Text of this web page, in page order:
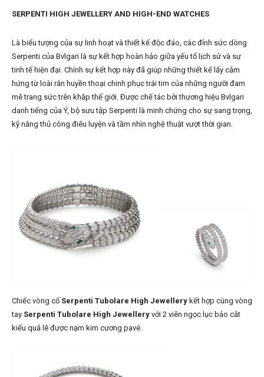
SERPENTI HIGH JEWELLERY AND HIGH-END WATCHES
Là biểu tượng của sự linh hoạt và thiết kế độc đáo, các đỉnh sức dòng
Serpenti của Bvlgari là sự kết hợp hoàn hảo giữa yếu tố lịch sử và sự
tinh tế hiện đại. Chính sự kết hợp này đã giúp những thiết kế lấy cảm
hứng từ loài rắn huyền thoại chinh phục trái tim của những người đam
mê trang sức trên khắp thế giới. Được chế tác bởi thương hiệu Bvlgari
danh tiếng của Ý, bộ sưu tập Serpenti là minh chứng cho sự sang trọng,
kỹ năng thủ công điêu luyện và tầm nhìn nghệ thuật vượt thời gian.
Chiếc vòng cổ Serpenti Tubolare High Jewellery kết hợp cùng vòng
tay Serpenti Tubolare High Jewellery với 2 viên ngọc lục bảo cắt
kiểu quả lê được nạm kim cương pavé.